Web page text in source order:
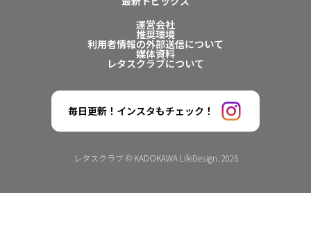
運営会社
推奨環境
利用者情報の外部送信について
媒体資料
レタスクラブについて
毎日更新！インスタもチェック！
レタスクラブ © KADOKAWA LifeDesign. 2026